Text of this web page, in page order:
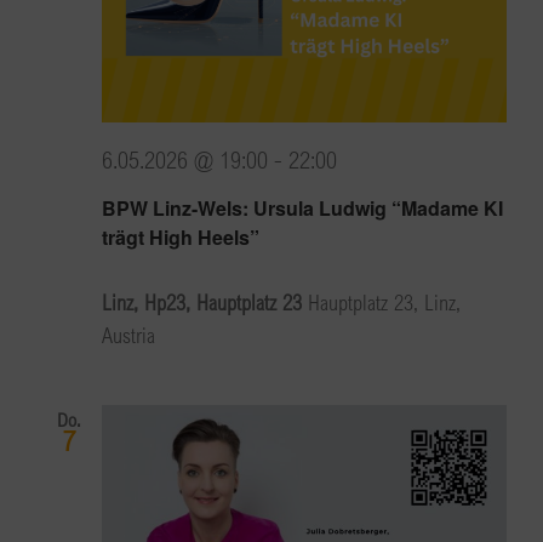
BPW Linz-Wels: Ursula Ludwig “Madame KI
trägt High Heels”
6.05.2026 @ 19:00 - 22:00
Linz, Hp23, Hauptplatz 23 Hauptplatz 23, Linz,
Austria
Do.
7